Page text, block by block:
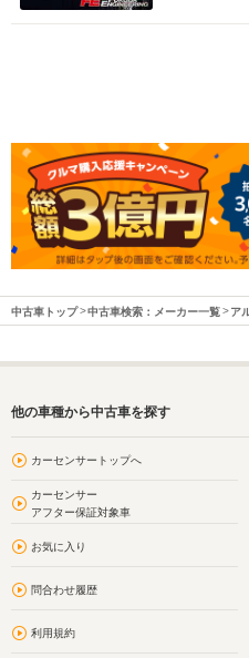
中古車トップ 中古車検索：メーカー一覧 ア
他の車種から中古車を探す
カーセンサートップへ
カーセンサー
アフター保証対象車
お気に入り
問合わせ履歴
利用規約